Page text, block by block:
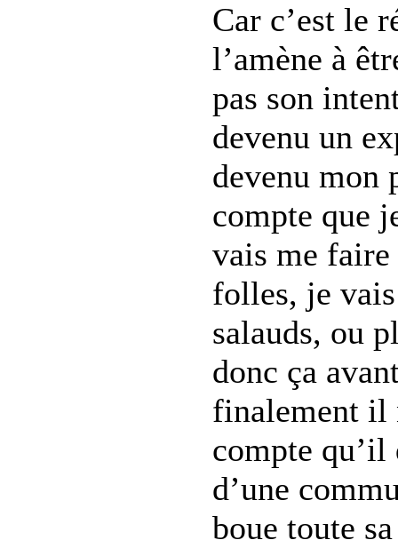
Car c’est le
l’amène à
pas son
devenu un
devenu mon
compte que
vais me faire
folles, je
salauds, ou
donc ça
finalement il
compte
d’une
boue toute